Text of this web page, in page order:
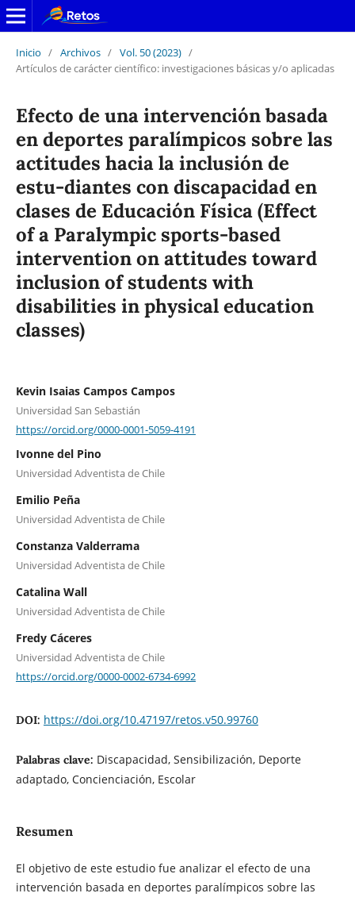
Inicio / Archivos / Vol. 50 (2023) /
Artículos de carácter científico: investigaciones básicas y/o aplicadas
Efecto de una intervención basada
en deportes paralímpicos sobre las
actitudes hacia la inclusión de
estu-diantes con discapacidad en
clases de Educación Física (Effect
of a Paralympic sports-based
intervention on attitudes toward
inclusion of students with
disabilities in physical education
classes)
Kevin Isaias Campos Campos
Universidad San Sebastián
https://orcid.org/0000-0001-5059-4191
Ivonne del Pino
Universidad Adventista de Chile
Emilio Peña
Universidad Adventista de Chile
Constanza Valderrama
Universidad Adventista de Chile
Catalina Wall
Universidad Adventista de Chile
Fredy Cáceres
Universidad Adventista de Chile
https://orcid.org/0000-0002-6734-6992
DOI: https://doi.org/10.47197/retos.v50.99760
Palabras clave: Discapacidad, Sensibilización, Deporte
adaptado, Concienciación, Escolar
Resumen
El objetivo de este estudio fue analizar el efecto de una
intervención basada en deportes paralímpicos sobre las